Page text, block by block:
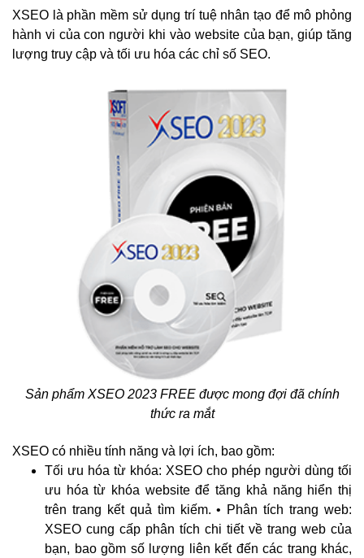
XSEO là phần mềm sử dụng trí tuệ nhân tạo để mô phỏng
hành vi của con người khi vào website của bạn, giúp tăng
lượng truy cập và tối ưu hóa các chỉ số SEO.
Sản phẩm XSEO 2023 FREE được mong đợi đã chính
thức ra mắt
XSEO có nhiều tính năng và lợi ích, bao gồm:
Tối ưu hóa từ khóa: XSEO cho phép người dùng tối
ưu hóa từ khóa website để tăng khả năng hiển thị
trên trang kết quả tìm kiếm. • Phân tích trang web:
XSEO cung cấp phân tích chi tiết về trang web của
bạn, bao gồm số lượng liên kết đến các trang khác,